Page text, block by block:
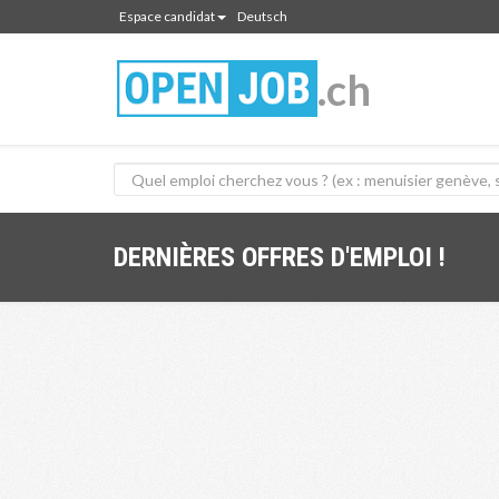
Espace candidat Deutsch
.ch
DERNIÈRES OFFRES D'EMPLOI !